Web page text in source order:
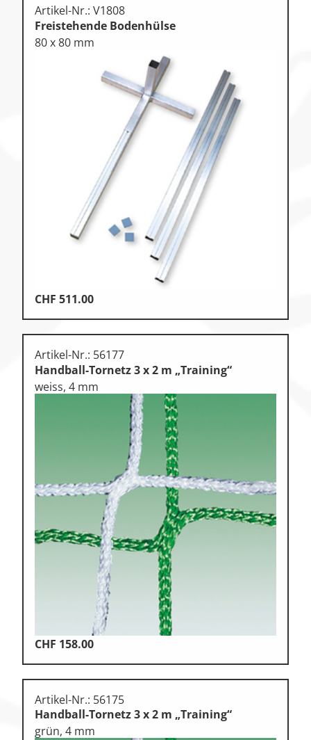
Artikel-Nr.: V1808
Freistehende Bodenhülse
80 x 80 mm
CHF 511.00
Artikel-Nr.: 56177
Handball-Tornetz 3 x 2 m „Training“
weiss, 4 mm
CHF 158.00
Artikel-Nr.: 56175
Handball-Tornetz 3 x 2 m „Training“
grün, 4 mm